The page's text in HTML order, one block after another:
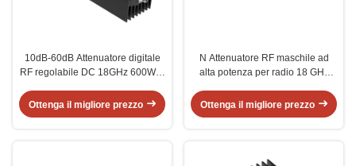
10dB-60dB Attenuatore digitale
RF regolabile DC 18GHz 600W N
Ottenga il migliore prezzo
N Attenuatore RF maschile ad
alta potenza per radio 18 GHz
Ottenga il migliore prezzo